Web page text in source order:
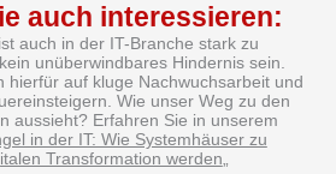
auch interessieren:
auch in der IT-Branche stark zu
unüberwindbares Hindernis sein.
hierfür auf kluge Nachwuchsarbeit und
Wie unser Weg zu den
aussieht? Erfahren Sie in unserem
in der IT: Wie Systemhäuser zu
Transformation werden„